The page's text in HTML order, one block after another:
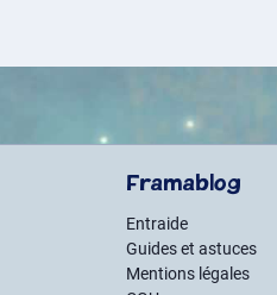
Framablog
Entraide
Guides et astuces
Mentions légales